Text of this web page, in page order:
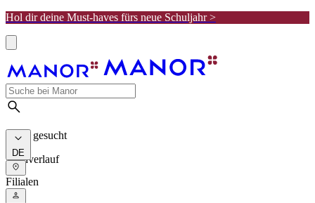
Hol dir deine Must-haves fürs neue Schuljahr >
Meist gesucht
Suchverlauf
DE
Filialen